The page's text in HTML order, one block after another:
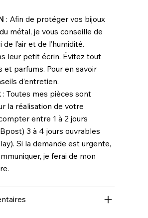
: Afin de protéger vos bijoux
métal, je vous conseille de
l’air et de l’humidité.
leur petit écrin. Évitez tout
parfums. Pour en savoir
d’entretien.
: Toutes mes pièces sont
la réalisation de votre
entre 1 à 2 jours
3 à 4 jours ouvrables
Si la demande est urgente,
je ferai de mon